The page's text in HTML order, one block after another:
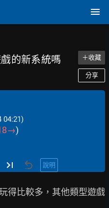
的新系統嗎 ＋收藏
分享
04:21)
→)
說明
得比較多，其他類型遊戲